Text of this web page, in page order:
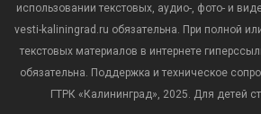
использовании текстовых, аудио-, фото- и
vesti-kaliningrad.ru обязательна. При полной
текстовых материалов в интернете
обязательна. Поддержка и техническое
ГТРК «Калининград», 2025. Для детей